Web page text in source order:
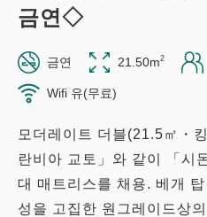
금연◇
금연 21.50m2
Wifi 유(무료)
모더레이트 더블(21.5㎡・
란비아 교토」와 같이 「시
대 매트리스를 채용. 베개
성을 고집한 원그레이드상